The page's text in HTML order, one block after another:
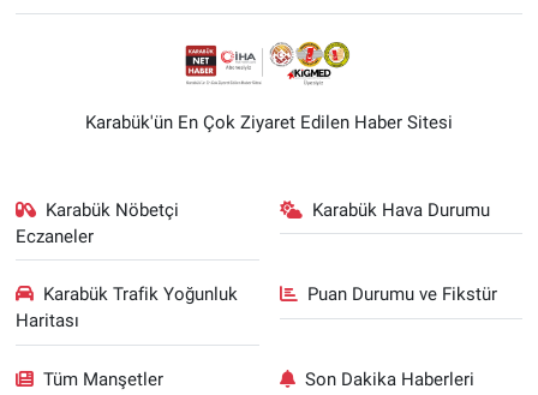
Karabük'ün En Çok Ziyaret Edilen Haber Sitesi
Karabük Nöbetçi
Eczaneler
Karabük Hava Durumu
Karabük Trafik Yoğunluk
Haritası
Puan Durumu ve Fikstür
Tüm Manşetler Son Dakika Haberleri